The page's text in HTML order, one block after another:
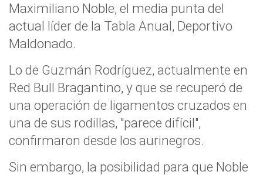
Maximiliano Noble, el media punta del
actual líder de la Tabla Anual, Deportivo
Maldonado.
Lo de Guzmán Rodríguez, actualmente en
Red Bull Bragantino, y que se recuperó de
una operación de ligamentos cruzados en
una de sus rodillas, "parece difícil",
confirmaron desde los aurinegros.
Sin embargo, la posibilidad para que Noble